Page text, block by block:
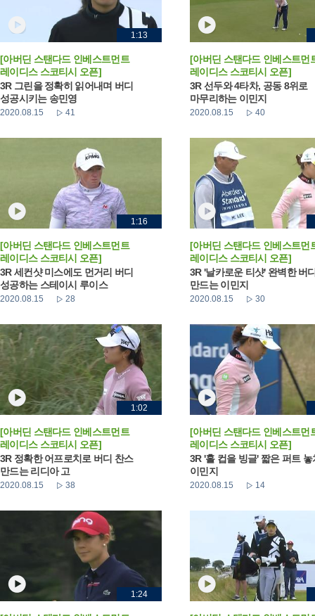
1:13
[아버딘 스탠다드 인베스트먼트
레이디스 스코티시 오픈]
3R 그린을 정확히 읽어내며 버디
성공시키는 송민영
2020.08.15 41
[아버딘 스탠다드 인베스트먼
레이디스 스코티시 오픈]
3R 선두와 4타차, 공동 8위로
마무리하는 이민지
2020.08.15 40
1:16
[아버딘 스탠다드 인베스트먼트
레이디스 스코티시 오픈]
3R 세컨샷 미스에도 먼거리 버디
성공하는 스테이시 루이스
2020.08.15 28
[아버딘 스탠다드 인베스트먼
레이디스 스코티시 오픈]
3R '날카로운 티샷' 완벽한 버
만드는 이민지
2020.08.15 30
1:02
[아버딘 스탠다드 인베스트먼트
레이디스 스코티시 오픈]
3R 정확한 어프로치로 버디 찬스
만드는 리디아 고
2020.08.15 38
[아버딘 스탠다드 인베스트먼
레이디스 스코티시 오픈]
3R '홀 컵을 빙글' 짧은 퍼트 놓
이민지
2020.08.15 14
1:24